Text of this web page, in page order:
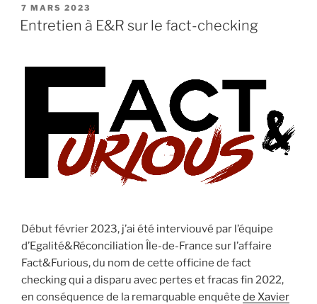
selon
20
citations »
PUBLIÉ
LE
7 MARS 2023
Entretien à E&R sur le fact-checking
Début février 2023, j’ai été interviouvé par l’équipe
d’Egalité&Réconciliation Île-de-France sur l’affaire
Fact&Furious, du nom de cette officine de fact
checking qui a disparu avec pertes et fracas fin 2022,
en conséquence de la remarquable enquête de Xavier